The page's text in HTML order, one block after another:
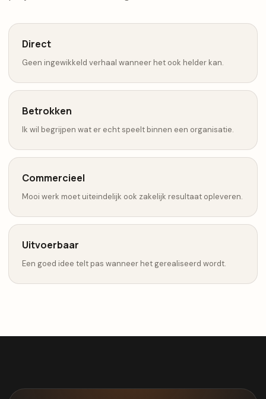
Direct
Geen ingewikkeld verhaal wanneer het ook helder kan.
Betrokken
Ik wil begrijpen wat er echt speelt binnen een organisatie.
Commercieel
Mooi werk moet uiteindelijk ook zakelijk resultaat opleveren.
Uitvoerbaar
Een goed idee telt pas wanneer het gerealiseerd wordt.